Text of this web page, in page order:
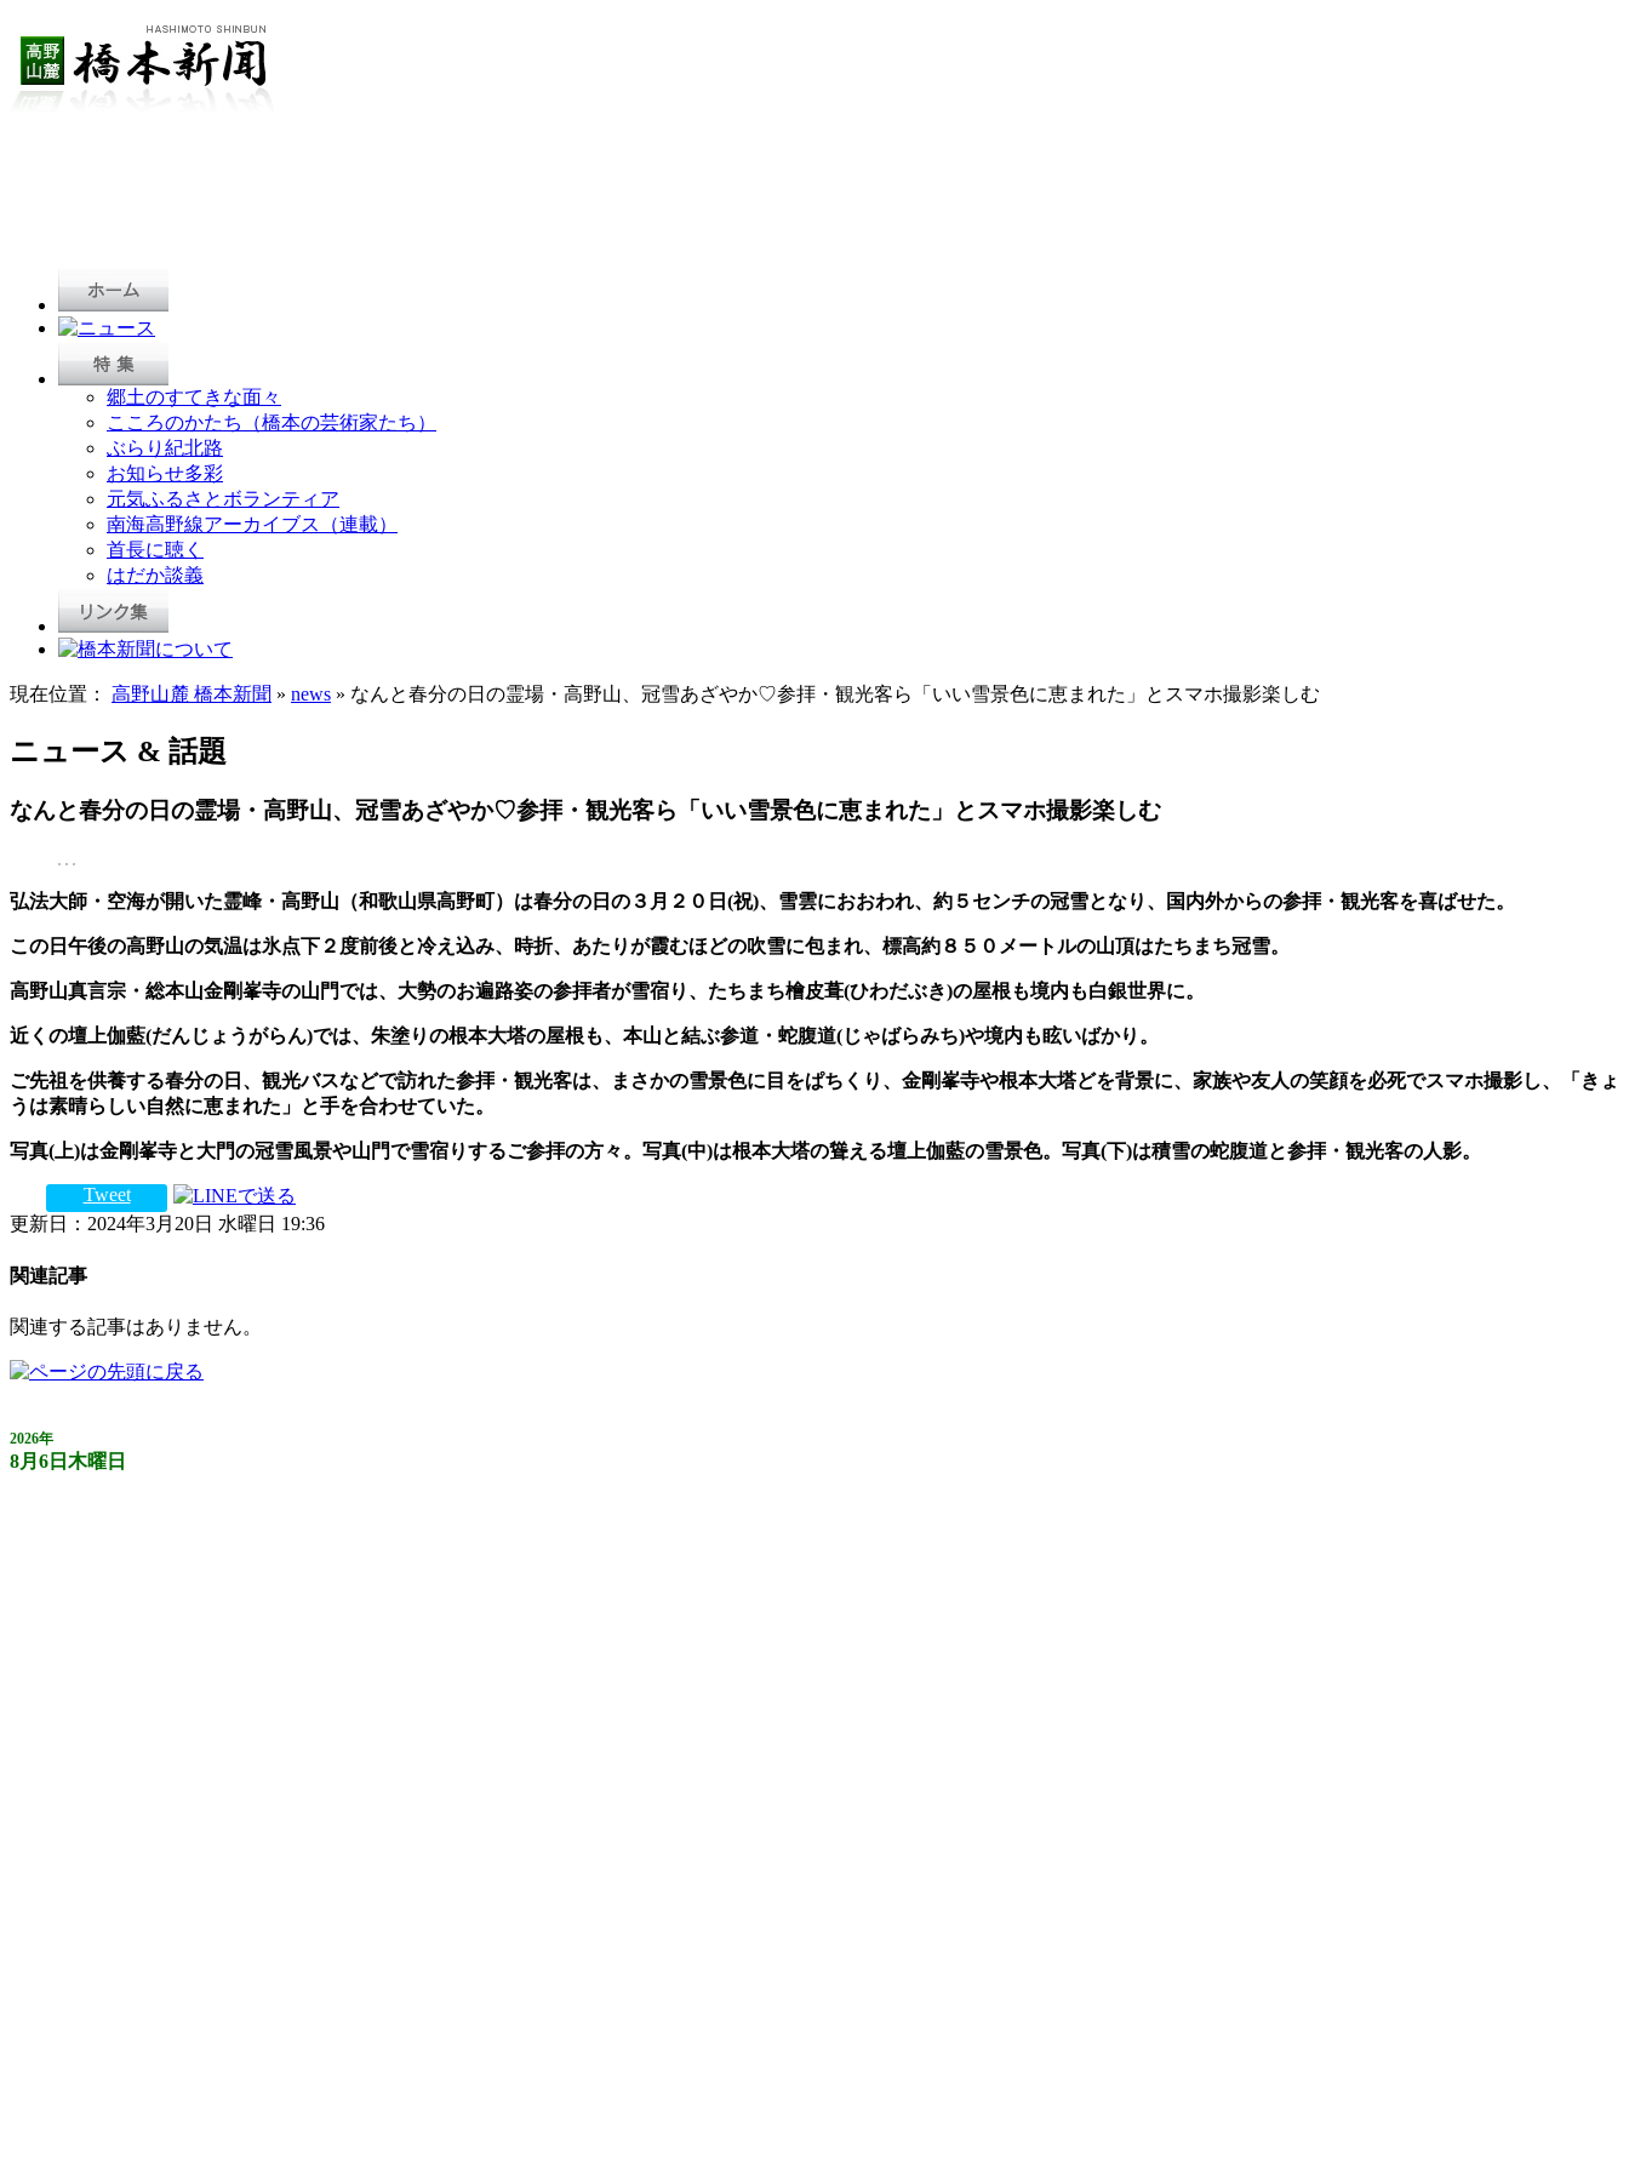
郷土のすてきな面々
こころのかたち（橋本の芸術家たち）
ぶらり紀北路
お知らせ多彩
元気ふるさとボランティア
南海高野線アーカイブス（連載）
首長に聴く
はだか談義
現在位置： 高野山麓 橋本新聞 » news » なんと春分の日の霊場・高野山、冠雪あざやか♡参拝・観光客ら「いい雪景色に恵まれた」とスマホ撮影楽しむ
ニュース & 話題
なんと春分の日の霊場・高野山、冠雪あざやか♡参拝・観光客ら「いい雪景色に恵まれた」とスマホ撮影楽しむ
弘法大師・空海が開いた霊峰・高野山（和歌山県高野町）は春分の日の３月２０日(祝)、雪雲におおわれ、約５センチの冠雪となり、国内外からの参拝・観光客を喜ばせた。
この日午後の高野山の気温は氷点下２度前後と冷え込み、時折、あたりが霞むほどの吹雪に包まれ、標高約８５０メートルの山頂はたちまち冠雪。
高野山真言宗・総本山金剛峯寺の山門では、大勢のお遍路姿の参拝者が雪宿り、たちまち檜皮葺(ひわだぶき)の屋根も境内も白銀世界に。
近くの壇上伽藍(だんじょうがらん)では、朱塗りの根本大塔の屋根も、本山と結ぶ参道・蛇腹道(じゃばらみち)や境内も眩いばかり。
ご先祖を供養する春分の日、観光バスなどで訪れた参拝・観光客は、まさかの雪景色に目をぱちくり、金剛峯寺や根本大塔どを背景に、家族や友人の笑顔を必死でスマホ撮影し、「きょ
うは素晴らしい自然に恵まれた」と手を合わせていた。
写真(上)は金剛峯寺と大門の冠雪風景や山門で雪宿りするご参拝の方々。写真(中)は根本大塔の聳える壇上伽藍の雪景色。写真(下)は積雪の蛇腹道と参拝・観光客の人影。
Tweet
更新日：2024年3月20日 水曜日 19:36
関連記事
関連する記事はありません。
2026年
8月6日木曜日